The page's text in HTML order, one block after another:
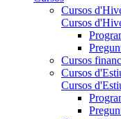
Cursos
Cursos
Cursos
Cursos
Cursos